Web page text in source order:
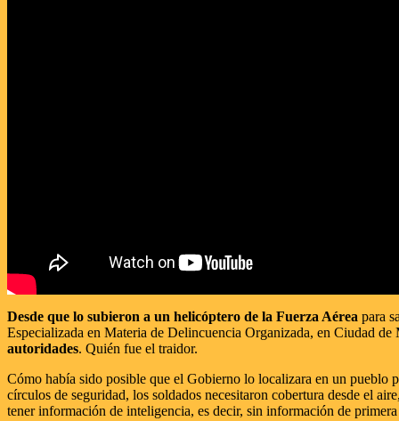
Desde que lo subieron a un helicóptero de la Fuerza Aérea para
Especializada en Materia de Delincuencia Organizada, en Ciudad
autoridades. Quién fue el traidor.
Cómo había sido posible que el Gobierno lo localizara en un pueblo
círculos de seguridad, los soldados necesitaron cobertura desde el
tener información de inteligencia, es decir, sin información de